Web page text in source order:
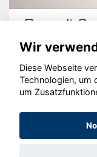
Renault
©
Wir
Diese Webseite
Technologien, um
um